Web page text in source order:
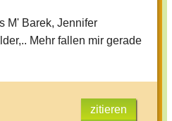
M' Barek, Jennifer
Mehr fallen mir gerade
zitieren